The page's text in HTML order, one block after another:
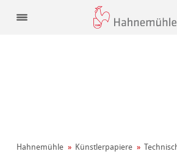
Hahnemühle Künstler­papiere